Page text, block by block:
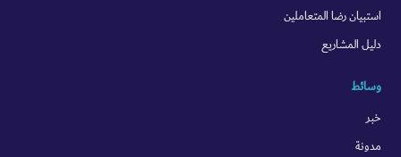
استبيان رضا المتعاملين
دليل المشاريع
وسائط
خبر
مدونة